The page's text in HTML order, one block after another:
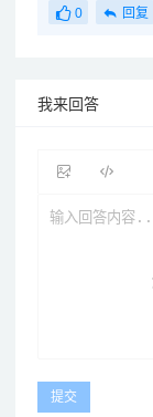
0 回复
我来回答